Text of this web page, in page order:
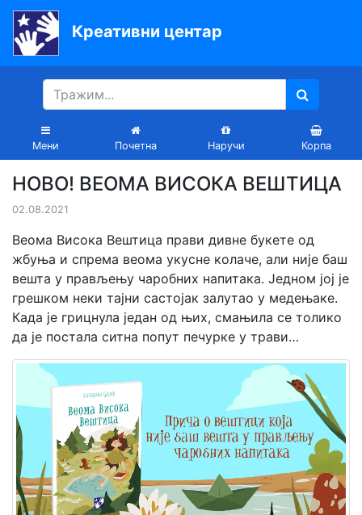
Креативни центар
Мени Почетна Наручи Корпа
Почетна
Књиге
Уџбеници
вртиће
Акције
Блог
Latinica
налог
НОВО! ВЕОМА ВИСОКА ВЕШТИЦА
02.08.2021
Веома Висока Вештица прави дивне букете од
жбуња и спрема веома укусне колаче, али није баш
вешта у прављењу чаробних напитака. Једном јој је
грешком неки тајни састојак залутао у медењаке.
Када је грицнула један од њих, смањила се толико
да је постала ситна попут печурке у трави…